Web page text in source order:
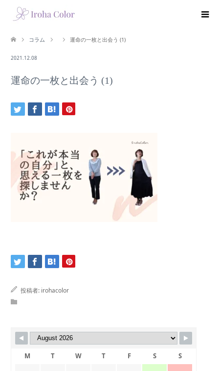
コラム 運命の一枚と出会う (1)
2021.12.08
運命の一枚と出会う (1)
投稿者: irohacolor
M T W T F S S